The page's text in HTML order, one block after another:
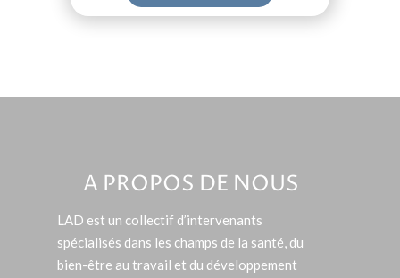
A PROPOS DE NOUS
LAD est un collectif d’intervenants
spécialisés dans les champs de la santé, du
bien-être au travail et du développement